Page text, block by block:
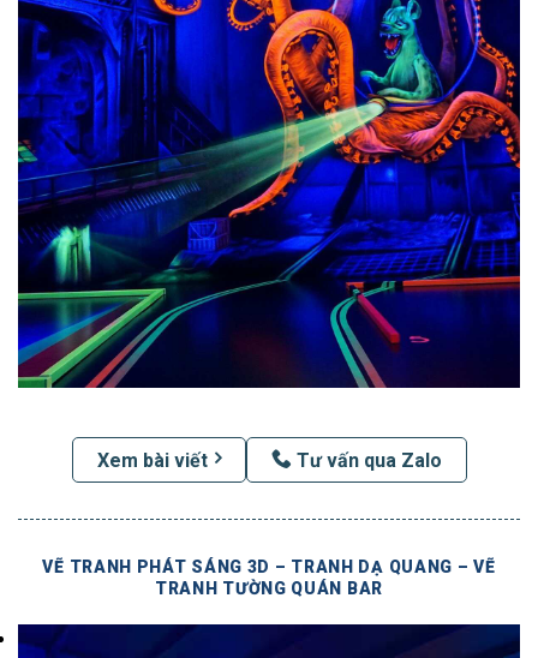
Xem bài viết Tư vấn qua Zalo
VẼ TRANH PHÁT SÁNG 3D – TRANH DẠ QUANG – VẼ
TRANH TƯỜNG QUÁN BAR